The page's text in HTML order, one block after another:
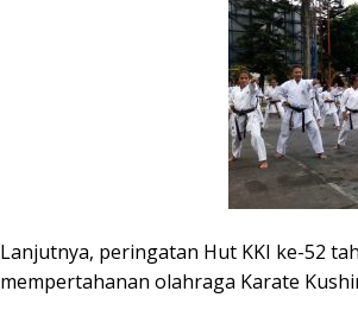
Lanjutnya, peringatan Hut KKI ke-52
mempertahanan olahraga Karate